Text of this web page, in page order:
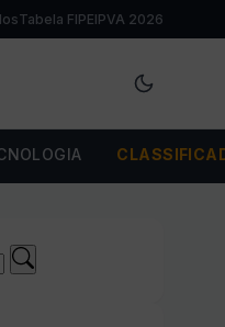
Tabela FIPEIPVA 2026
Buscar